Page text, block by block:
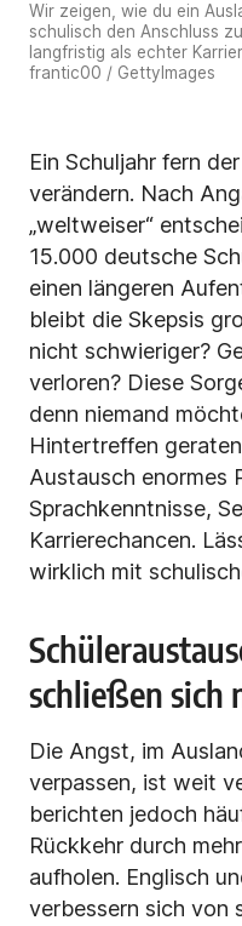
Wir zeigen, wie du ein
schulisch den Anschluss
langfristig als echter
frantic00 / GettyImages
Ein Schuljahr fern
verändern. Nach
„weltweiser“
15.000 deutsche
einen längeren
bleibt die Skepsis
nicht schwieriger?
verloren? Diese
denn niemand
Hintertreffen
Austausch enormes
Sprachkenntnisse,
Karrierechancen.
wirklich mit
schließen sich
Die Angst, im
verpassen, ist weit
berichten jedoch
Rückkehr durch
aufholen. Englisch
verbessern sich von